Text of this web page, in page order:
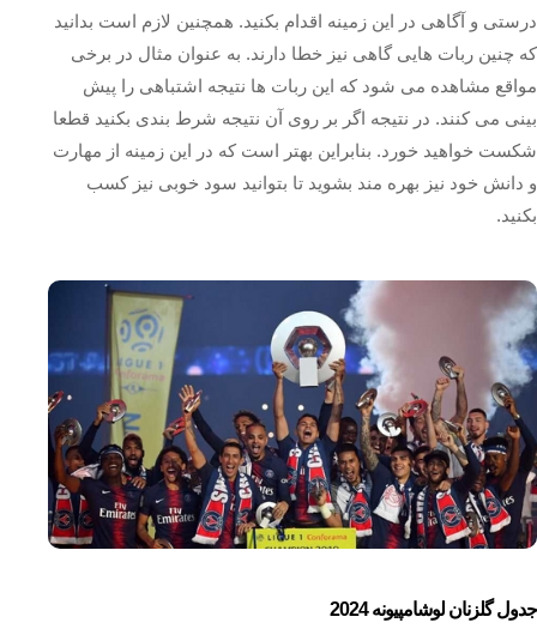
درستی و آگاهی در این زمینه اقدام بکنید. همچنین لازم است بدانید
که چنین ربات هایی گاهی نیز خطا دارند. به عنوان مثال در برخی
مواقع مشاهده می شود که این ربات ها نتیجه اشتباهی را پیش
بینی می کنند. در نتیجه اگر بر روی آن نتیجه شرط بندی بکنید قطعا
شکست خواهید خورد. بنابراین بهتر است که در این زمینه از مهارت
و دانش خود نیز بهره مند بشوید تا بتوانید سود خوبی نیز کسب
بکنید.
جدول گلزنان لوشامپیونه 2024